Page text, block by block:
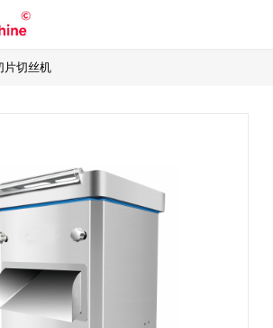
片切丝机